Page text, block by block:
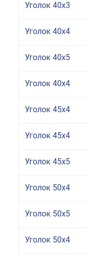
Уголок 40x3
Уголок 40x4
Уголок 40x5
Уголок 40x4
Уголок 45x4
Уголок 45x4
Уголок 45x5
Уголок 50x4
Уголок 50x5
Уголок 50x4